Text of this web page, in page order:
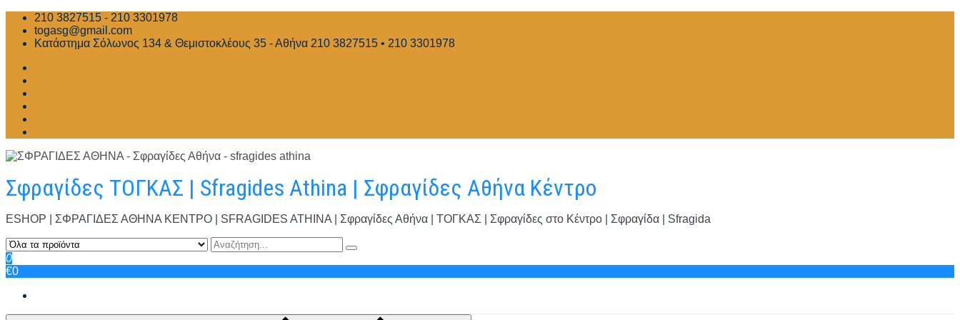
Skip
content
210 3827515 - 210 3301978
togasg@gmail.com
Κατάστημα Σόλωνος 134 & Θεμιστοκλέους 35 - Αθήνα 210 3827515 • 210 3301978
Σφραγίδες ΤΟΓΚΑΣ | Sfragides Athina | Σφραγίδες Αθήνα Κέντρο
ESHOP | ΣΦΡΑΓΙΔΕΣ ΑΘΗΝΑ ΚΕΝΤΡΟ | SFRAGIDES ATHINA | Σφραγίδες Αθήνα | ΤΟΓΚΑΣ | Σφραγίδες στο Κέντρο | Σφραγίδα | Sfragida
0
€0